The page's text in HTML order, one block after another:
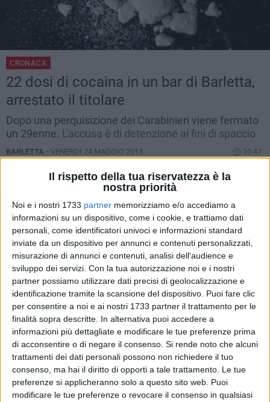
Il rispetto della tua riservatezza è la
nostra priorità
Noi e i nostri 1733 partner memorizziamo e/o accediamo a
informazioni su un dispositivo, come i cookie, e trattiamo dati
personali, come identificatori univoci e informazioni standard
inviate da un dispositivo per annunci e contenuti personalizzati,
misurazione di annunci e contenuti, analisi dell'audience e
sviluppo dei servizi. Con la tua autorizzazione noi e i nostri
partner possiamo utilizzare dati precisi di geolocalizzazione e
identificazione tramite la scansione del dispositivo. Puoi fare clic
per consentire a noi e ai nostri 1733 partner il trattamento per le
finalità sopra descritte. In alternativa puoi accedere a
informazioni più dettagliate e modificare le tue preferenze prima
di acconsentire o di negare il consenso. Si rende noto che alcuni
trattamenti dei dati personali possono non richiedere il tuo
consenso, ma hai il diritto di opporti a tale trattamento. Le tue
preferenze si applicheranno solo a questo sito web. Puoi
modificare le tue preferenze o revocare il consenso in qualsiasi
CRONACA
22 dosi di cocaina in un bar di Barletta,
arrestato il titolare
Dopo una perquisizione dei Carabinieri viene fermato
un 29enne. L'accusa è di detenzione ai fini di spaccio
BARLETTA - VENERDÌ 24 MAGGIO 2013 10.47
I Carabinieri della Compagnia di Barletta hanno arrestato un